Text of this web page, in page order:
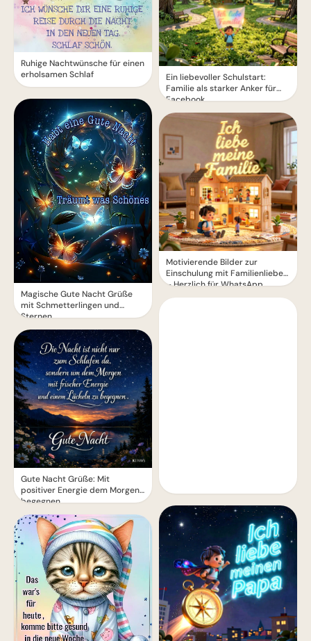
Ruhige Nachtwünsche für einen
erholsamen Schlaf
Magische Gute Nacht Grüße
mit Schmetterlingen und
Sternen
Gute Nacht Grüße: Mit
positiver Energie dem Morgen
begegnen
Ein liebevoller Schulstart:
Familie als starker Anker für
Facebook
Motivierende Bilder zur
Einschulung mit Familienliebe
– Herzlich für WhatsApp